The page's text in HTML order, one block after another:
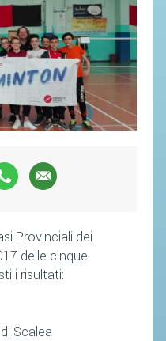
Provinciali dei
delle cinque
i risultati:
Scalea